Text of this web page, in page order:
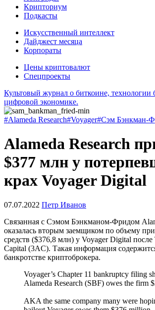
Крипториум
Подкасты
Искусственный интеллект
Дайджест месяца
Корпораты
Цены криптовалют
Спецпроекты
Культовый журнал о биткоине, технологии
цифровой экономике.
#Alameda Research#Voyager#Сэм Бэнкман-
Alameda Research
$377 млн у
крах Voyager Digital
07.07.2022 Петр Иванов
Cвязанная с Сэмом Бэнкманом-Фридом
оказалась вторым заемщиком по объему
средств ($376,8 млн) у Voyager Digital
Capital (3AC). Такая информация
банкротстве криптоброкера.
Voyager’s Chapter 11 bankruptcy filing
Alameda Research (SBF) owes the firm
AKA the same company many were